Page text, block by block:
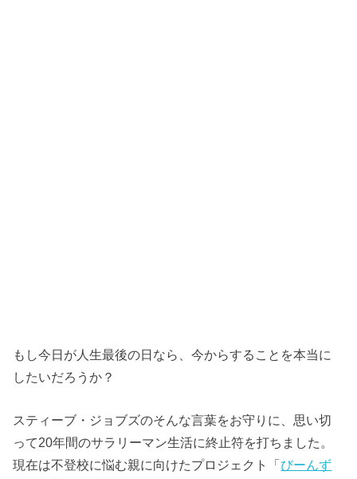
もし今日が人生最後の日なら、今からすることを本当に
したいだろうか？
スティーブ・ジョブズのそんな言葉をお守りに、思い切
って20年間のサラリーマン生活に終止符を打ちました。
現在は不登校に悩む親に向けたプロジェクト「びーんず